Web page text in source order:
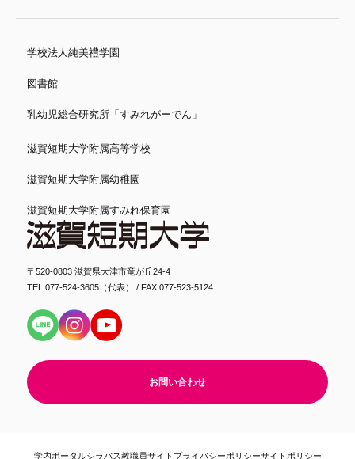
〒520-0803 滋賀県大津市竜が丘24-4
TEL 077-524-3605（代表） / FAX 077-523-5124
お問い合わせ
学校法人純美禮学園
図書館
乳幼児総合研究所「すみれがーでん」
滋賀短期大学附属高等学校
滋賀短期大学附属幼稚園
滋賀短期大学附属すみれ保育園
学内ポータルシラバス教職員サイト プライバシーポリシーサイトポリシー